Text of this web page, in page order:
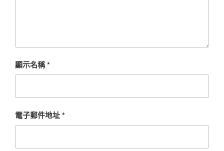
顯示名稱*
電子郵件地址*